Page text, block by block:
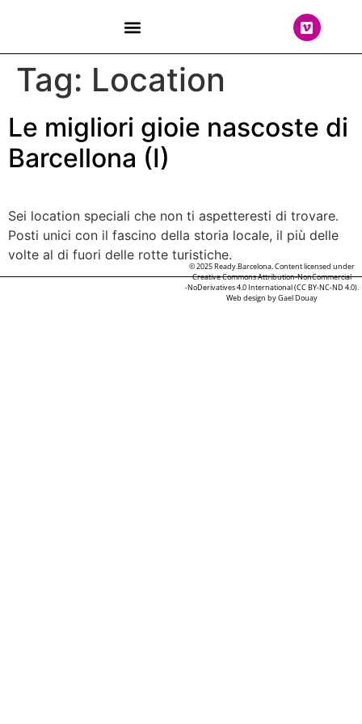
Tag: Location
Le migliori gioie nascoste di
Barcellona (I)
Sei location speciali che non ti aspetteresti di trovare.
Posti unici con il fascino della storia locale, il più delle
volte al di fuori delle rotte turistiche.
© 2025 Ready.Barcelona. Content licensed under
Creative Commons Attribution-NonCommercial
-NoDerivatives 4.0 International (CC BY-NC-ND 4.0).
Web design byGael Douay